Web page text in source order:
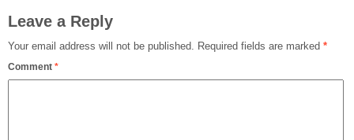
Leave a Reply
Your email address will not be published. Required fields are marked *
Comment *